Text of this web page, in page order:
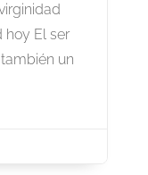
hoy El ser
un